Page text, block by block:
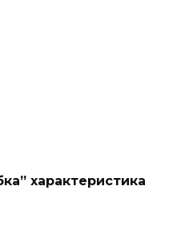
характеристика